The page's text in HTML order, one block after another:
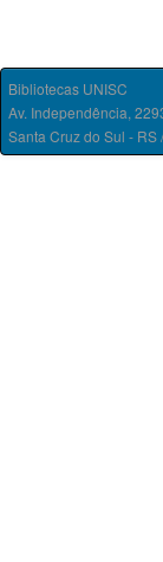
Bibliotecas UNISC
Av. Independência,
Santa Cruz do Sul -